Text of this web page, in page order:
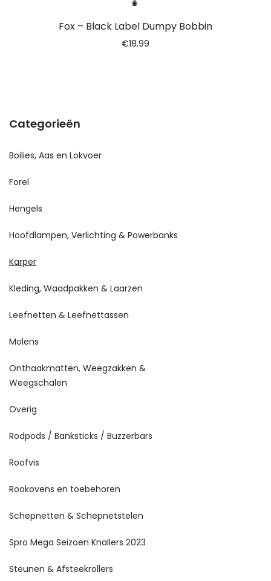
Fox – Black Label Dumpy Bobbin
€18.99
Categorieën
Boilies, Aas en Lokvoer
Forel
Hengels
Hoofdlampen, Verlichting & Powerbanks
Karper
Kleding, Waadpakken & Laarzen
Leefnetten & Leefnettassen
Molens
Onthaakmatten, Weegzakken &
Weegschalen
Overig
Rodpods / Banksticks / Buzzerbars
Roofvis
Rookovens en toebehoren
Schepnetten & Schepnetstelen
Spro Mega Seizoen Knallers 2023
Steunen & Afsteekrollers